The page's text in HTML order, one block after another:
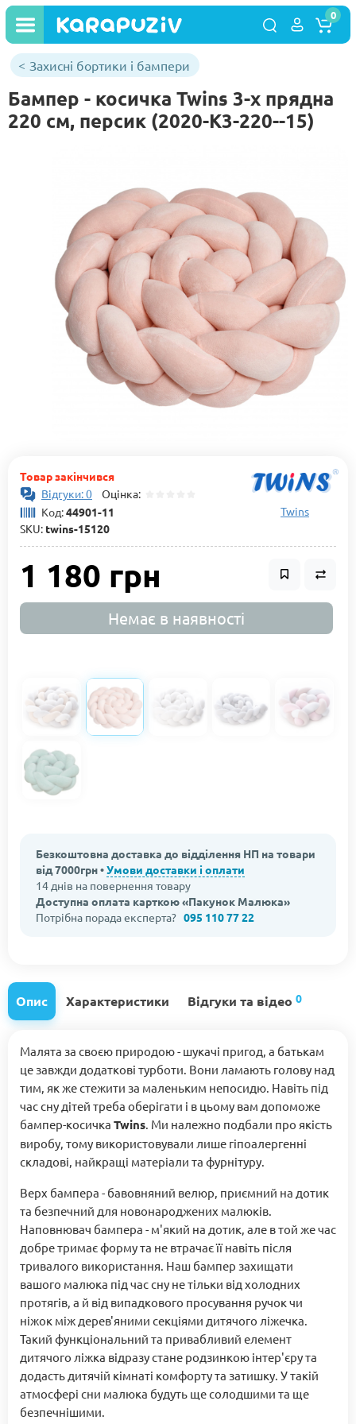
0
Захисні бортики і бампери
Бампер - косичка Twins 3-х прядна
220 см, персик (2020-K3-220--15)
Товар закінчився
Відгуки: 0 Оцінка:
Код:44901-11
SKU: twins-15120
Twins
1 180 грн
Немає в наявності
Безкоштовна доставка до відділення НП на товари
від 7000грн •Умови доставки і оплати
14 днів на повернення товару
Доступна оплата карткою «Пакунок Малюка»
Потрібна порада експерта? 095 110 77 22
Опис Характеристики Відгуки та відео 0
Малята за своєю природою - шукачі пригод, а батькам
це завжди додаткові турботи. Вони ламають голову над
тим, як же стежити за маленьким непосидю. Навіть під
час сну дітей треба оберігати і в цьому вам допоможе
бампер-косичка Twins. Ми належно подбали про якість
виробу, тому використовували лише гіпоалергенні
складові, найкращі матеріали та фурнітуру.
Верх бампера - бавовняний велюр, приємний на дотик
та безпечний для новонароджених малюків.
Наповнювач бампера - м'який на дотик, але в той же час
добре тримає форму та не втрачає її навіть після
тривалого використання. Наш бампер захищати
вашого малюка під час сну не тільки від холодних
протягів, а й від випадкового просування ручок чи
ніжок між дерев'яними секціями дитячого ліжечка.
Такий функціональний та привабливий елемент
дитячого ліжка відразу стане родзинкою інтер'єру та
додасть дитячій кімнаті комфорту та затишку. У такій
атмосфері сни малюка будуть ще солодшими та ще
безпечнішими.